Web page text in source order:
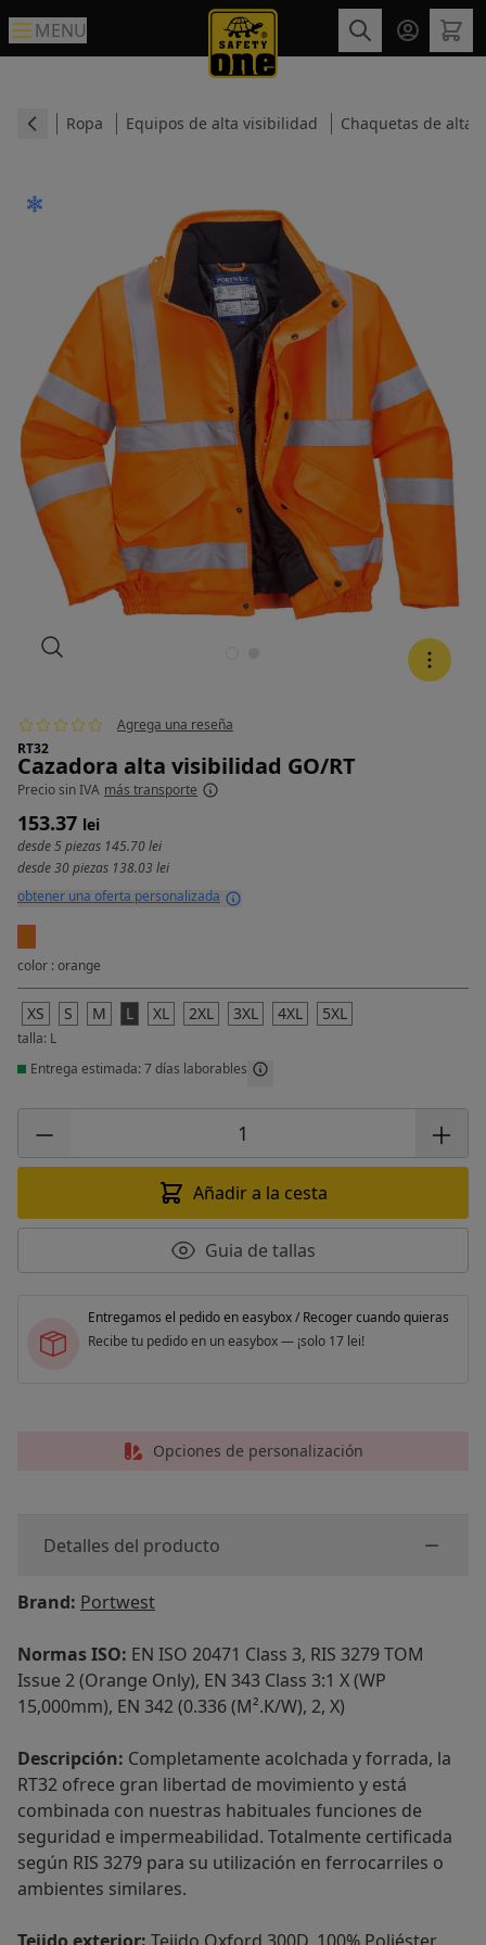
MENU
Ropa Equipos de alta visibilidad Chaquetas de alta
RT32
Cazadora alta visibilidad GO/RT
Agrega una reseña
Preciosin IVA más transporte
153.37 lei
desde 5 piezas 145.70 lei
desde 30 piezas 138.03 lei
obtener una oferta personalizada
color : orange
XS S M L XL 2XL 3XL 4XL 5XL
talla: L
Entrega estimada: 7 días laborables
Añadir a la cesta
Guia de tallas
Entregamos el pedido en easybox / Recoger cuando quieras
Recibe tu pedido en un easybox — ¡solo 17 lei!
Opciones de personalización
Detalles del producto
Brand: Portwest
Normas ISO: EN ISO 20471 Class 3, RIS 3279 TOM
Issue 2 (Orange Only), EN 343 Class 3:1 X (WP
15,000mm), EN 342 (0.336 (M².K/W), 2, X)
Descripción: Completamente acolchada y forrada, la
RT32 ofrece gran libertad de movimiento y está
combinada con nuestras habituales funciones de
seguridad e impermeabilidad. Totalmente certificada
según RIS 3279 para su utilización en ferrocarriles o
ambientes similares.